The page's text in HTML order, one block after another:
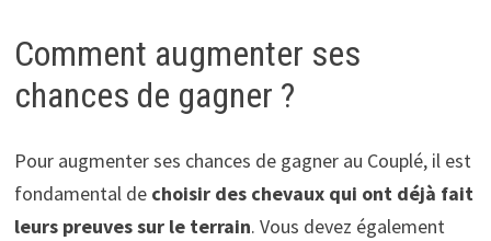
Comment augmenter ses
chances de gagner ?
Pour augmenter ses chances de gagner au Couplé, il est
fondamental de choisir des chevaux qui ont déjà fait
leurs preuves sur le terrain. Vous devez également